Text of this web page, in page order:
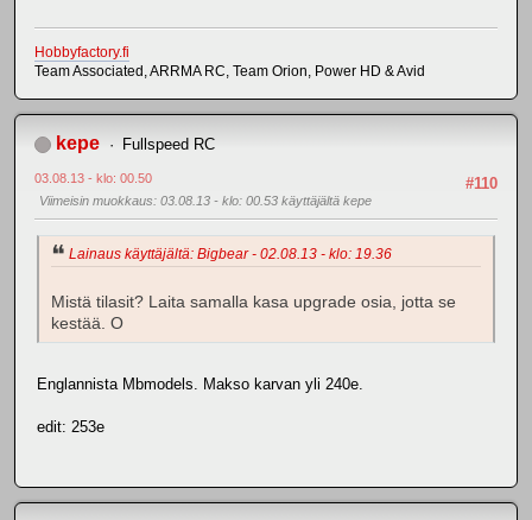
Hobbyfactory.fi
Team Associated, ARRMA RC, Team Orion, Power HD & Avid
kepe Fullspeed RC
#110
03.08.13 - klo: 00.50
Viimeisin muokkaus: 03.08.13 - klo: 00.53 käyttäjältä kepe
Lainaus käyttäjältä: Bigbear - 02.08.13 - klo: 19.36
Mistä tilasit? Laita samalla kasa upgrade osia, jotta se
kestää. O
Englannista Mbmodels. Makso karvan yli 240e.
edit: 253e